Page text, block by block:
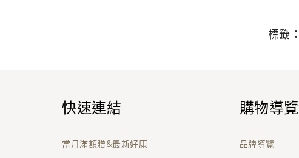
標籤：
快速連結
當月滿額贈&最新好康
購物導覽
品牌導覽